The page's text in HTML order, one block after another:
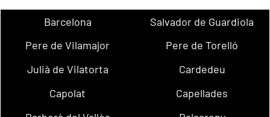
Barcelona
Salvador de Guardiola
Pere de Vilamajor
Pere de Torelló
Julià de Vilatorta
Cardedeu
Capolat
Capellades